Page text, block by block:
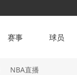
赛事 球员
NBA直播